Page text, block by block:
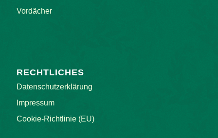
Vordächer
RECHTLICHES
Datenschutzerklärung
Impressum
Cookie-Richtlinie (EU)